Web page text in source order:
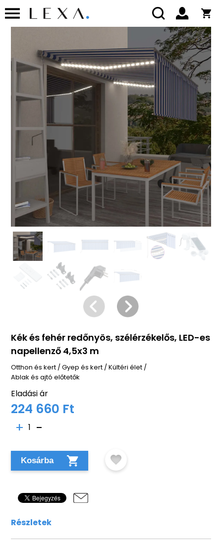
Kék és fehér redőnyös, szélérzékelős, LED-es
napellenző 4,5x3 m
Otthon és kert /Gyep és kert /Kültéri élet /
Ablak és ajtó előtetők
Eladási ár
224 660 Ft
1
Kosárba
Részletek